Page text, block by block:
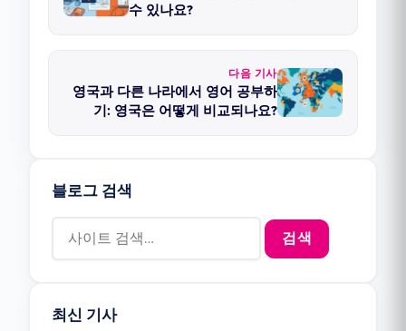
수 있나요?
다음 기사
영국과 다른 나라에서 영어 공부하
기: 영국은 어떻게 비교되나요?
블로그 검색
최신 기사